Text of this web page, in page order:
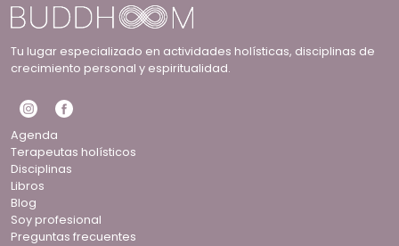
Tu lugar especializado en actividades holísticas, disciplinas de
crecimiento personal y espiritualidad.
Agenda
Terapeutas holísticos
Disciplinas
Libros
Blog
Soy profesional
Preguntas frecuentes